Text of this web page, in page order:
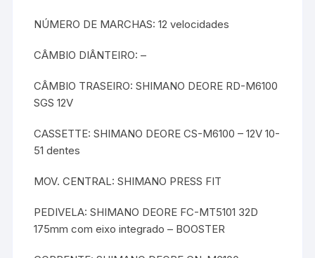
NÚMERO DE MARCHAS: 12 velocidades
CÂMBIO DIÂNTEIRO: –
CÂMBIO TRASEIRO: SHIMANO DEORE RD-M6100
SGS 12V
CASSETTE: SHIMANO DEORE CS-M6100 – 12V 10-
51 dentes
MOV. CENTRAL: SHIMANO PRESS FIT
PEDIVELA: SHIMANO DEORE FC-MT5101 32D
175mm com eixo integrado – BOOSTER